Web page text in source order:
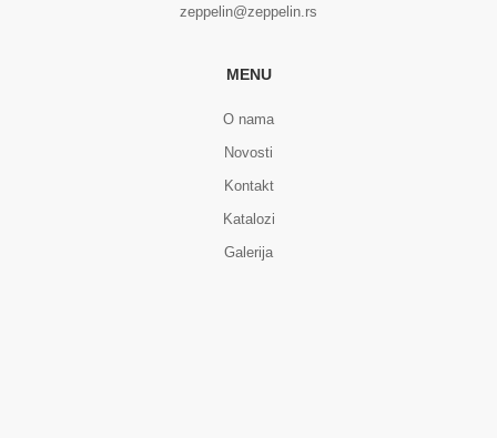
zeppelin@zeppelin.rs
MENU
O nama
Novosti
Kontakt
Katalozi
Galerija